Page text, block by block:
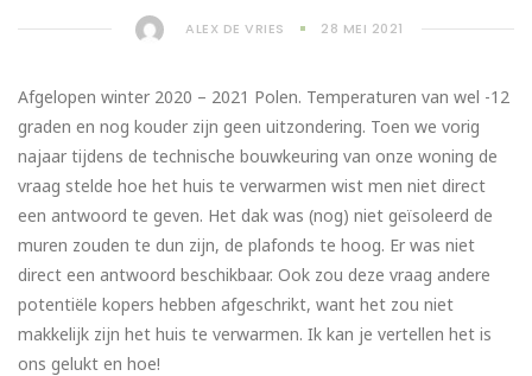
ALEX DE VRIES 28 MEI 2021
Afgelopen winter 2020 – 2021 Polen. Temperaturen van wel -12
graden en nog kouder zijn geen uitzondering. Toen we vorig
najaar tijdens de technische bouwkeuring van onze woning de
vraag stelde hoe het huis te verwarmen wist men niet direct
een antwoord te geven. Het dak was (nog) niet geïsoleerd de
muren zouden te dun zijn, de plafonds te hoog. Er was niet
direct een antwoord beschikbaar. Ook zou deze vraag andere
potentiële kopers hebben afgeschrikt, want het zou niet
makkelijk zijn het huis te verwarmen. Ik kan je vertellen het is
ons gelukt en hoe!